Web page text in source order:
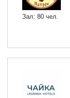
Зал: 80 чел.